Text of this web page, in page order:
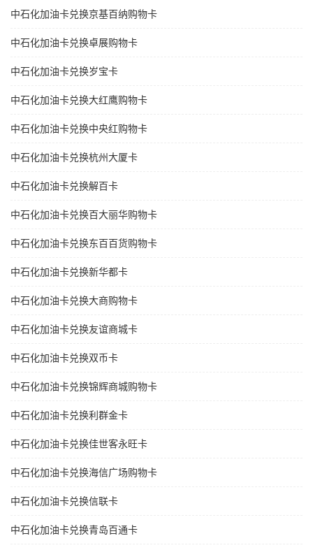
中石化加油卡兑换京基百纳购物卡
中石化加油卡兑换卓展购物卡
中石化加油卡兑换岁宝卡
中石化加油卡兑换大红鹰购物卡
中石化加油卡兑换中央红购物卡
中石化加油卡兑换杭州大厦卡
中石化加油卡兑换解百卡
中石化加油卡兑换百大丽华购物卡
中石化加油卡兑换东百百货购物卡
中石化加油卡兑换新华都卡
中石化加油卡兑换大商购物卡
中石化加油卡兑换友谊商城卡
中石化加油卡兑换双币卡
中石化加油卡兑换锦辉商城购物卡
中石化加油卡兑换利群金卡
中石化加油卡兑换佳世客永旺卡
中石化加油卡兑换海信广场购物卡
中石化加油卡兑换信联卡
中石化加油卡兑换青岛百通卡